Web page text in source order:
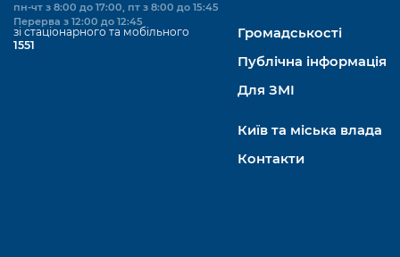
пн-чт з 8:00 до 17:00, пт з 8:00 до 15:45
Перерва з 12:00 до 12:45
зі стаціонарного та мобільного
1551
Громадськості
Публічна інформація
Для ЗМІ
Київ та міська влада
Контакти